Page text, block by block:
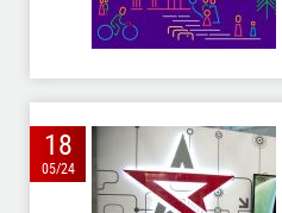
18
05/24